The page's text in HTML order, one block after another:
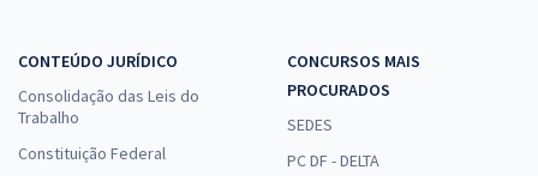
CONTEÚDO JURÍDICO
Consolidação das Leis do
Trabalho
Constituição Federal
CONCURSOS MAIS
PROCURADOS
SEDES
PC DF - DELTA